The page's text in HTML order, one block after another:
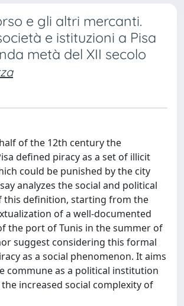
e gli altri mercanti.
e istituzioni a Pisa
metà del XII secolo
of the 12th century the
defined piracy as a set of illicit
could be punished by the city
analyzes the social and political
this definition, starting from the
of a well-documented
the port of Tunis in the summer of
suggest considering this formal
as a social phenomenon. It aims
commune as a political institution
increased social complexity of